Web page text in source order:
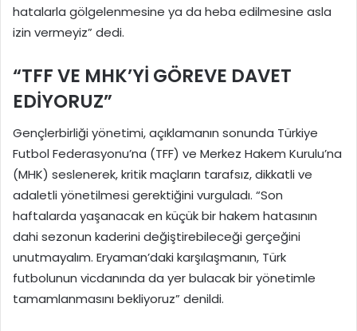
hatalarla gölgelenmesine ya da heba edilmesine asla
izin vermeyiz” dedi.
“TFF VE MHK’Yİ GÖREVE DAVET
EDİYORUZ”
Gençlerbirliği yönetimi, açıklamanın sonunda Türkiye
Futbol Federasyonu’na (TFF) ve Merkez Hakem Kurulu’na
(MHK) seslenerek, kritik maçların tarafsız, dikkatli ve
adaletli yönetilmesi gerektiğini vurguladı. “Son
haftalarda yaşanacak en küçük bir hakem hatasının
dahi sezonun kaderini değiştirebileceği gerçeğini
unutmayalım. Eryaman’daki karşılaşmanın, Türk
futbolunun vicdanında da yer bulacak bir yönetimle
tamamlanmasını bekliyoruz” denildi.